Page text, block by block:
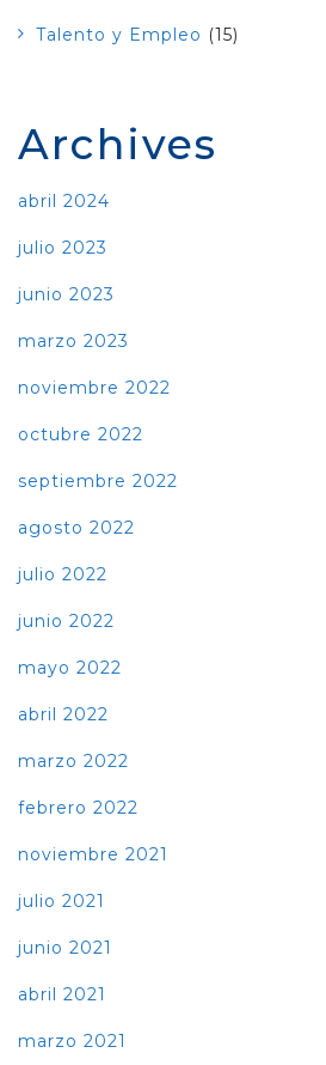
Talento y Empleo (15)
Archives
abril 2024
julio 2023
junio 2023
marzo 2023
noviembre 2022
octubre 2022
septiembre 2022
agosto 2022
julio 2022
junio 2022
mayo 2022
abril 2022
marzo 2022
febrero 2022
noviembre 2021
julio 2021
junio 2021
abril 2021
marzo 2021